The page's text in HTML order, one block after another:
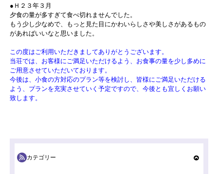
●Ｈ２３年３月
夕食の量が多すぎて食べ切れませんでした。
もう少し少なめで、もっと見た目にかわいらしさや美しさがあるもの
があればいいなと思いました。
この度はご利用いただきましてありがとうございます。
当荘では、お客様にご満足いただけるよう、お食事の量を少し多めに
ご用意させていただいております。
今後は、小食の方対応のプラン等を検討し、皆様にご満足いただける
よう、プランを充実させていく予定ですので、今後とも宜しくお願い
致します。
カテゴリー